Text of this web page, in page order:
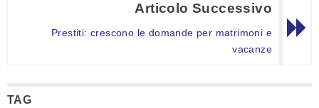
Articolo Successivo
Prestiti: crescono le domande per matrimoni e
vacanze
TAG